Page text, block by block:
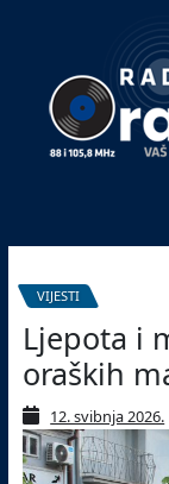
website!
VIJESTI
Ljepota i
oraških
12. svibnja 2026.